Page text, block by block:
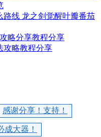
线 龙之剑觉醒叶瓣番茄
略分享教程分享
攻略教程分享
感谢分享！支持！
成大器！